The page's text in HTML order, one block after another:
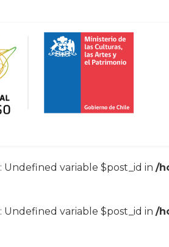
: Undefined variable $post_id in/
: Undefined variable $post_id in/